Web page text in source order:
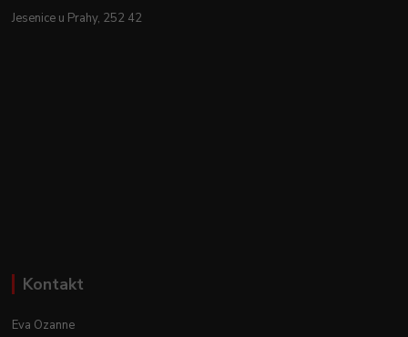
Jesenice u Prahy, 252 42
Kontakt
Eva Ozanne